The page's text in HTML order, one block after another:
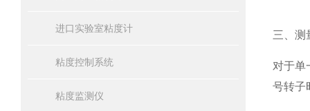
进口实验室粘度计
粘度控制系统
粘度监测仪
三、测
对于单
号转子